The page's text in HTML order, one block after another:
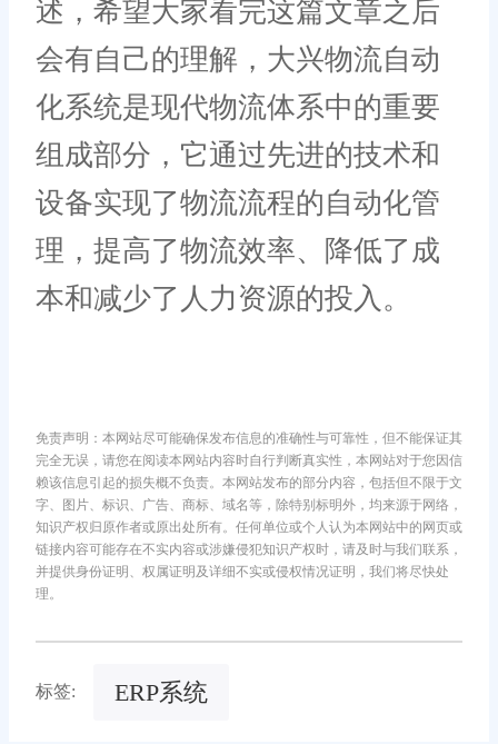
述，希望大家看完这篇文章之后
会有自己的理解，大兴物流自动
化系统是现代物流体系中的重要
组成部分，它通过先进的技术和
设备实现了物流流程的自动化管
理，提高了物流效率、降低了成
本和减少了人力资源的投入。
免责声明：本网站尽可能确保发布信息的准确性与可靠性，但不能保证其
完全无误，请您在阅读本网站内容时自行判断真实性，本网站对于您因信
赖该信息引起的损失概不负责。本网站发布的部分内容，包括但不限于文
字、图片、标识、广告、商标、域名等，除特别标明外，均来源于网络，
知识产权归原作者或原出处所有。任何单位或个人认为本网站中的网页或
链接内容可能存在不实内容或涉嫌侵犯知识产权时，请及时与我们联系，
并提供身份证明、权属证明及详细不实或侵权情况证明，我们将尽快处
理。
标签: ERP系统